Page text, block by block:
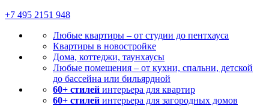
+7 495 2151 948
Любые квартиры – от студии до пентхауса
Квартиры в новостройке
Дома, коттеджи, таунхаусы
Любые помещения – от кухни, спальни, детской
до бассейна или бильярдной
60+ стилей интерьера для квартир
60+ стилей интерьера для загородных домов